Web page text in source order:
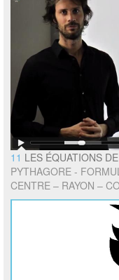
11 LES ÉQUATIONS
PYTHAGORE -
CENTRE – RAYON –